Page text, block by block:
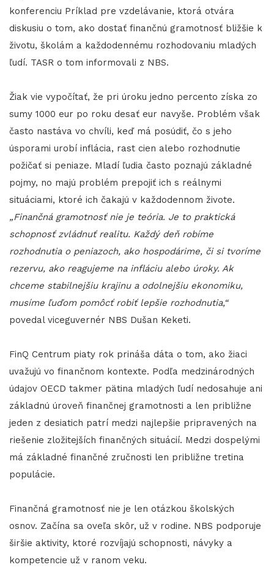
konferenciu Príklad pre vzdelávanie, ktorá otvára
diskusiu o tom, ako dostať finančnú gramotnosť bližšie k
životu, školám a každodennému rozhodovaniu mladých
ľudí. TASR o tom informovali z NBS.
Žiak vie vypočítať, že pri úroku jedno percento získa zo
sumy 1000 eur po roku desať eur navyše. Problém však
často nastáva vo chvíli, keď má posúdiť, čo s jeho
úsporami urobí inflácia, rast cien alebo rozhodnutie
požičať si peniaze. Mladí ľudia často poznajú základné
pojmy, no majú problém prepojiť ich s reálnymi
situáciami, ktoré ich čakajú v každodennom živote.
„Finančná gramotnosť nie je teória. Je to praktická
schopnosť zvládnuť realitu. Každý deň robíme
rozhodnutia o peniazoch, ako hospodárime, či si tvoríme
rezervu, ako reagujeme na infláciu alebo úroky. Ak
chceme stabilnejšiu krajinu a odolnejšiu ekonomiku,
musíme ľuďom pomôcť robiť lepšie rozhodnutia,“
povedal viceguvernér NBS Dušan Keketi.
FinQ Centrum piaty rok prináša dáta o tom, ako žiaci
uvažujú vo finančnom kontexte. Podľa medzinárodných
údajov OECD takmer pätina mladých ľudí nedosahuje ani
základnú úroveň finančnej gramotnosti a len približne
jeden z desiatich patrí medzi najlepšie pripravených na
riešenie zložitejších finančných situácií. Medzi dospelými
má základné finančné zručnosti len približne tretina
populácie.
Finančná gramotnosť nie je len otázkou školských
osnov. Začína sa oveľa skôr, už v rodine. NBS podporuje
širšie aktivity, ktoré rozvíjajú schopnosti, návyky a
kompetencie už v ranom veku.